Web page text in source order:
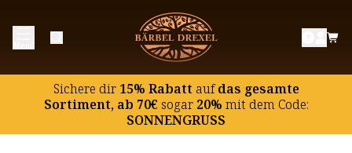
Sichere dir15% Rabatt aufdas gesamte
Sortiment, ab 70€ sogar20% mit dem Code:
SONNENGRUSS
Etymologie und Geschichtliches
Botanik des Edelweiß
Inhaltsstoffe und deren potentielle Wirkung
Hinweise